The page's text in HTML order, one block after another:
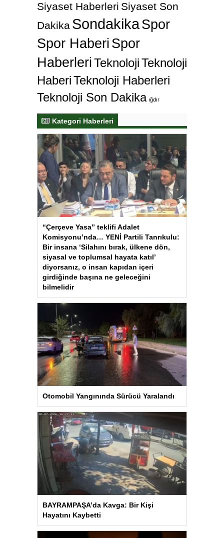
Siyaset Haberleri Siyaset Son
Dakika SondakikaSpor
Spor Haberi Spor
HaberleriTeknolojiTeknoloji
HaberiTeknoloji Haberleri
Teknoloji Son Dakika ığdır
Kategori Haberleri
“Çerçeve Yasa” teklifi Adalet
Komisyonu’nda… YENİ Partili Tanrıkulu:
Bir insana ‘Silahını bırak, ülkene dön,
siyasal ve toplumsal hayata katıl’
diyorsanız, o insan kapıdan içeri
girdiğinde başına ne geleceğini
bilmelidir
Otomobil Yangınında Sürücü Yaralandı
BAYRAMPAŞA’da Kavga: Bir Kişi
Hayatını Kaybetti